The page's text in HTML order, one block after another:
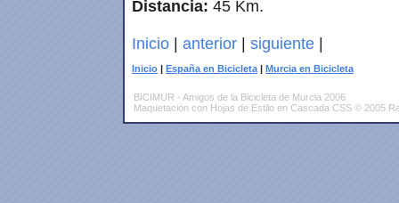
Distancia: 45 Km.
Inicio | anterior | siguiente |
Inicio | España en Bicicleta | Murcia en Bicicleta
BICIMUR - Amigos de la Bicicleta de Murcia 2006
Maquetación con Hojas de Estilo en Cascada CSS © 2005